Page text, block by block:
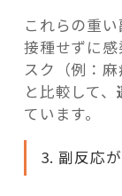
これらの重
接種せずに
スク（例：麻
と比較して、
ています。
3. 副反応